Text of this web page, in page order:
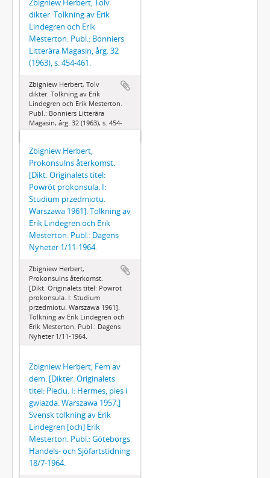
dikter. Tolkning av Erik
Lindegren och Erik
Mesterton. Publ.: Bonniers
Litterära Magasin, årg. 32
(1963), s. 454-461.
Zbigniew Herbert, Tolv
dikter. Tolkning av Erik
Lindegren och Erik Mesterton.
Publ.: Bonniers Litterära
Magasin, årg. 32 (1963), s. 454-
461.
Zbigniew Herbert,
Prokonsulns återkomst.
[Dikt. Originalets titel:
Powrót prokonsula. I:
Studium przedmiotu.
Warszawa 1961]. Tolkning av
Erik Lindegren och Erik
Mesterton. Publ.: Dagens
Nyheter 1/11-1964.
Zbigniew Herbert,
Prokonsulns återkomst.
[Dikt. Originalets titel: Powrót
prokonsula. I: Studium
przedmiotu. Warszawa 1961].
Tolkning av Erik Lindegren och
Erik Mesterton. Publ.: Dagens
Nyheter 1/11-1964.
Zbigniew Herbert, Fem av
dem. [Dikter. Originalets
titel: Pieciu. I: Hermes, pies i
gwiazda. Warszawa 1957.]
Svensk tolkning av Erik
Lindegren [och] Erik
Mesterton. Publ.: Göteborgs
Handels- och Sjöfartstidning
18/7-1964.